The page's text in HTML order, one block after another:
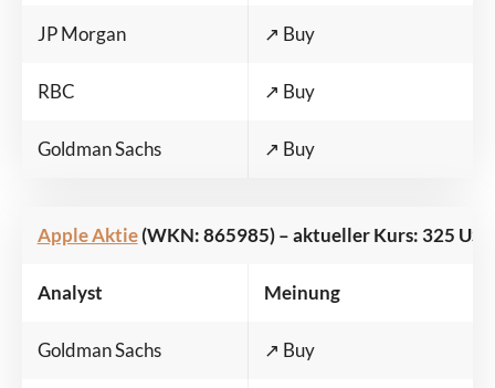
JP Morgan ↗️ Buy
RBC ↗️ Buy
Goldman Sachs ↗️ Buy
Apple Aktie(WKN: 865985) – aktueller Kurs: 325
Analyst Meinung
Goldman Sachs ↗️ Buy